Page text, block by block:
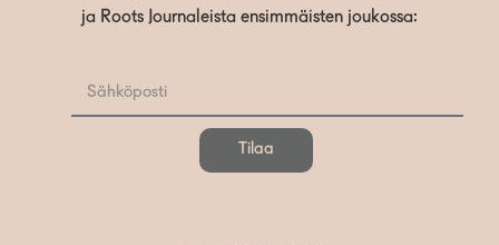
ja Roots Journaleista ensimmäisten joukossa:
Tilaa